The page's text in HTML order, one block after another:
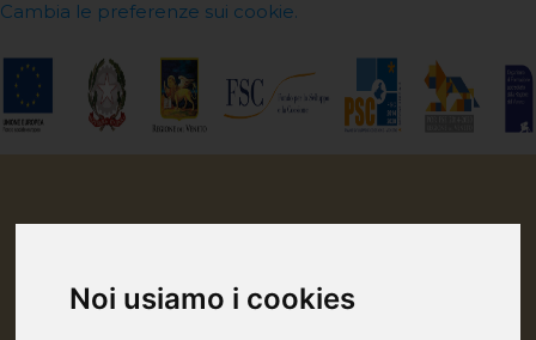
Noi usiamo i cookies
Cambia le preferenze sui cookie.